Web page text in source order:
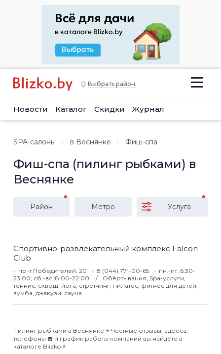
Выбрать район
Новости Каталог Скидки Журнал
SPA-салоны в Веснянке Фиш-спа
Фиш-спа (пилинг рыбками) в
Веснянке
Район Метро Услуга
Спортивно-развлекательный комплекс Falcon
Club
пр-т Победителей, 20 8 (044) 771-00-65
пн.-пт.:6:30-
23:00; сб.-вс.:8:00-22:00.
Обёртывания, Spa-услуги,
теннис, сквош, йога, стретчинг, пилатес, фитнес для детей,
зумба, джакузи, сауна
Пилинг рыбками в Веснянке ⭐️ Честные отзывы, адреса,
телефоны ☎️ и график работы компаний вы найдёте в
каталоге Blizko ⚡️